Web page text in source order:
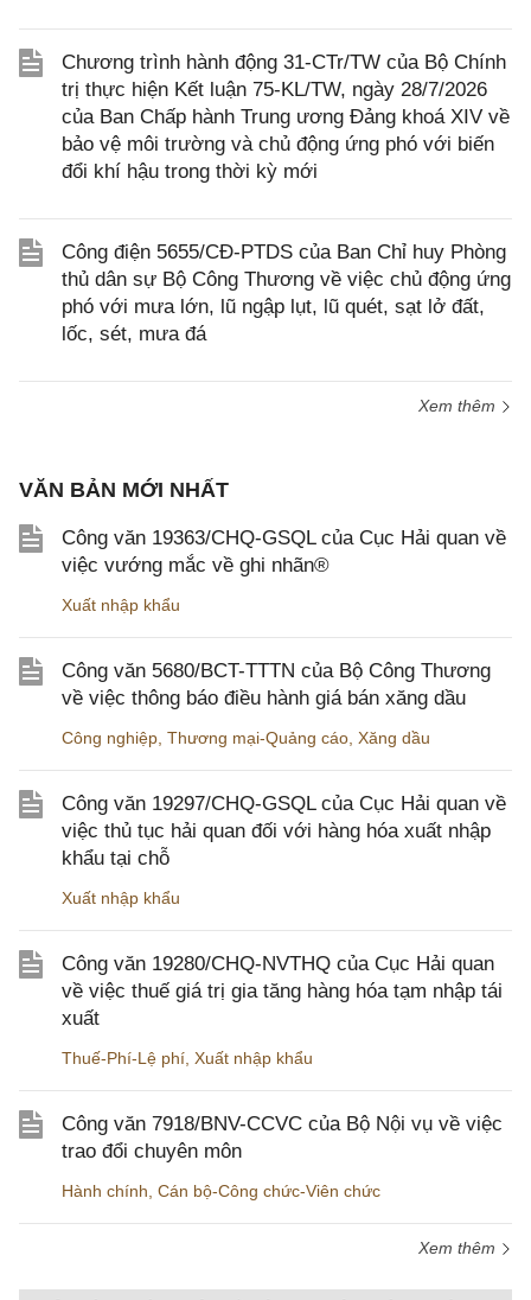
Chương trình hành động 31-CTr/TW của Bộ Chính
trị thực hiện Kết luận 75-KL/TW, ngày 28/7/2026
của Ban Chấp hành Trung ương Đảng khoá XIV về
bảo vệ môi trường và chủ động ứng phó với biến
đổi khí hậu trong thời kỳ mới
Công điện 5655/CĐ-PTDS của Ban Chỉ huy Phòng
thủ dân sự Bộ Công Thương về việc chủ động ứng
phó với mưa lớn, lũ ngập lụt, lũ quét, sạt lở đất,
lốc, sét, mưa đá
Xem thêm
VĂN BẢN MỚI NHẤT
Công văn 19363/CHQ-GSQL của Cục Hải quan về
việc vướng mắc về ghi nhãn®
Xuất nhập khẩu
Công văn 5680/BCT-TTTN của Bộ Công Thương
về việc thông báo điều hành giá bán xăng dầu
Công nghiệp Thương mại-Quảng cáo Xăng dầu
Công văn 19297/CHQ-GSQL của Cục Hải quan về
việc thủ tục hải quan đối với hàng hóa xuất nhập
khẩu tại chỗ
Xuất nhập khẩu
Công văn 19280/CHQ-NVTHQ của Cục Hải quan
về việc thuế giá trị gia tăng hàng hóa tạm nhập tái
xuất
Thuế-Phí-Lệ phí Xuất nhập khẩu
Công văn 7918/BNV-CCVC của Bộ Nội vụ về việc
trao đổi chuyên môn
Hành chính Cán bộ-Công chức-Viên chức
Xem thêm